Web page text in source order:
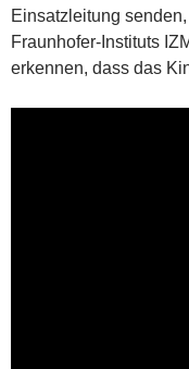
Einsatzleitung
Fraunhofer-Instituts
erkennen, dass das